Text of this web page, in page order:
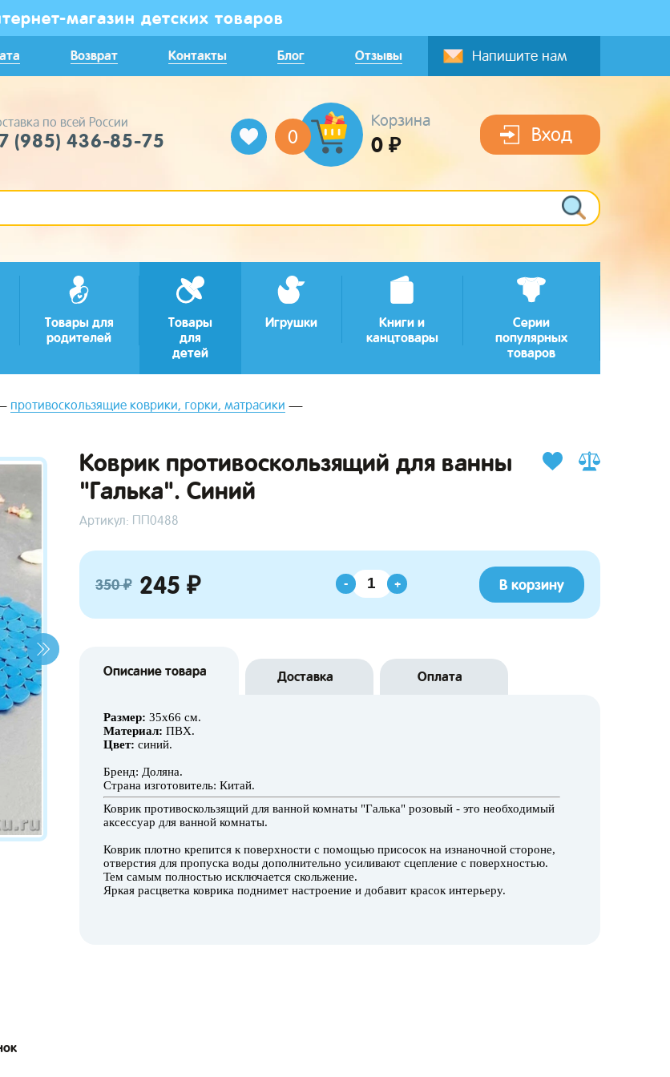
магазин детских товаров
Возврат Контакты Блог Отзывы Напишите нам
по всей России
(985) 436-85-75 0
Корзина
0 ₽ Вход
Товары для
родителей
Товары
для
детей
Игрушки
Книги и
канцтовары
Серии
популярных
товаров
противоскользящие коврики, горки, матрасики
Коврик противоскользящий для ванны
"Галька". Синий
Артикул: ПП0488
350 ₽ 245 ₽ - + В корзину
Описание товара Доставка Оплата
Размер: 35x66 см.
Материал: ПВХ.
Цвет: синий.
Бренд: Доляна.
Страна изготовитель: Китай.
Коврик противоскользящий для ванной комнаты "Галька" розовый - это необходимый
аксессуар для ванной комнаты.
Коврик плотно крепится к поверхности с помощью присосок на изнаночной стороне,
отверстия для пропуска воды дополнительно усиливают сцепление с поверхностью.
Тем самым полностью исключается скольжение.
Яркая расцветка коврика поднимет настроение и добавит красок интерьеру.